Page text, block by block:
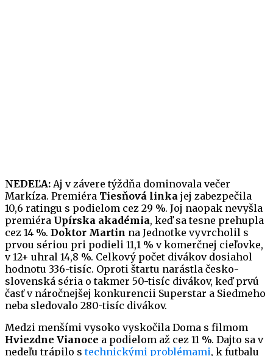
NEDEĽA: Aj v závere týždňa dominovala večer
Markíza. Premiéra Tiesňová linka jej zabezpečila
10,6 ratingu s podielom cez 29 %. Joj naopak nevyšla
premiéra Upírska akadémia, keď sa tesne prehupla
cez 14 %. Doktor Martin na Jednotke vyvrcholil s
prvou sériou pri podieli 11,1 % v komerčnej cieľovke,
v 12+ uhral 14,8 %. Celkový počet divákov dosiahol
hodnotu 336-tisíc. Oproti štartu narástla česko-
slovenská séria o takmer 50-tisíc divákov, keď prvú
časť v náročnejšej konkurencii Superstar a Siedmeho
neba sledovalo 280-tisíc divákov.
Medzi menšími vysoko vyskočila Doma s filmom
Hviezdne Vianoce a podielom až cez 11 %. Dajto sa v
nedeľu trápilo stechnickými problémami, k futbalu